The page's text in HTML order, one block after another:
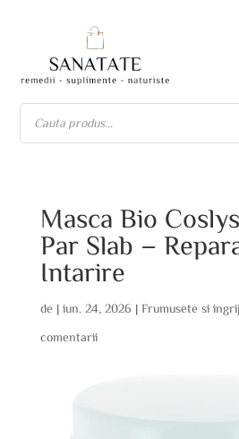
Masca Bio
Par Slab –
Intarire
de | iun. 24, 2026 | Frumusete si
comentarii